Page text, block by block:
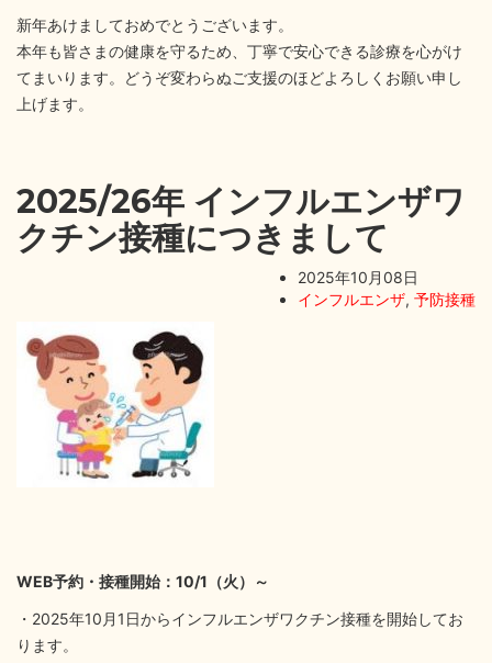
新年あけましておめでとうございます。
本年も皆さまの健康を守るため、丁寧で安心できる診療を心がけ
てまいります。どうぞ変わらぬご支援のほどよろしくお願い申し
上げます。
2025/26年 インフルエンザワ
クチン接種につきまして
2025年10月08日
インフルエンザ, 予防接種
WEB予約・接種開始：10/1（火）～
・2025年10月1日からインフルエンザワクチン接種を開始してお
ります。